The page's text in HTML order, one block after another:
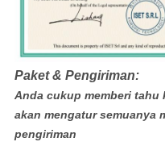
Paket & Pengiriman:
Anda cukup memberi tahu
akan mengatur semuanya
pengiriman